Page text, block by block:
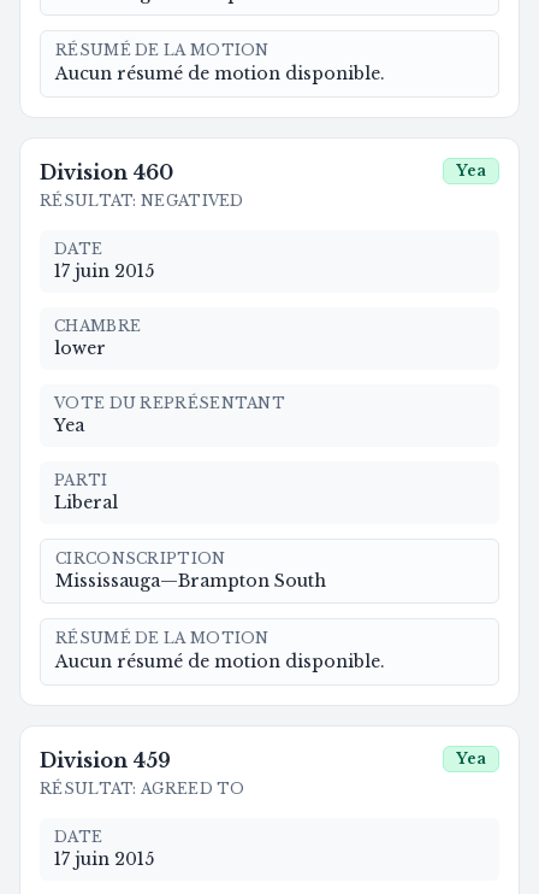
RÉSUMÉ DE LA MOTION
Aucun résumé de motion disponible.
Division 460
RÉSULTAT: NEGATIVED
Yea
DATE
17 juin 2015
CHAMBRE
lower
VOTE DU REPRÉSENTANT
Yea
PARTI
Liberal
CIRCONSCRIPTION
Mississauga—Brampton South
RÉSUMÉ DE LA MOTION
Aucun résumé de motion disponible.
Division 459
RÉSULTAT: AGREED TO
Yea
DATE
17 juin 2015